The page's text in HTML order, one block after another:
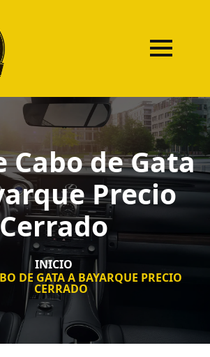
Cabo de Gata
Precio
Cerrado
INICIO
DE GATA A BAYARQUE PRECIO
CERRADO